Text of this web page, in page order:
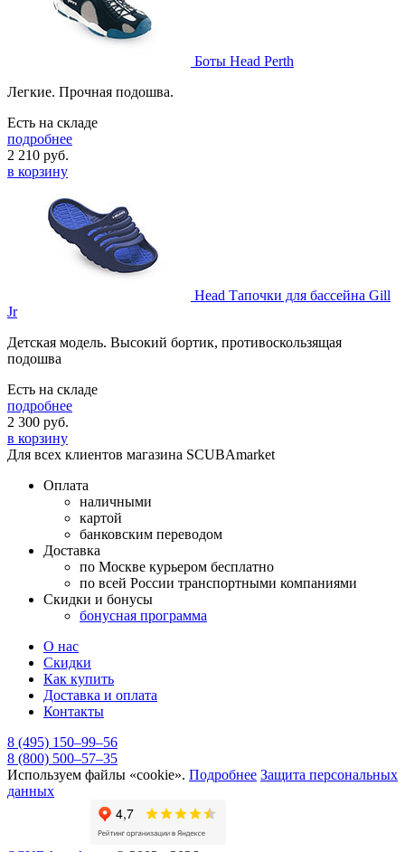
Боты Head Perth
Легкие. Прочная подошва.
Есть на складе
подробнее
2 210 руб.
в корзину
Head Тапочки для бассейна Gill
Jr
Детская модель. Высокий бортик, противоскользящая
подошва
Есть на складе
подробнее
2 300 руб.
в корзину
Для всех клиентов магазина SCUBAmarket
Оплата
наличными
картой
банковским переводом
Доставка
по Москве курьером бесплатно
по всей России транспортными компаниями
Скидки и бонусы
бонусная программа
О нас
Скидки
Как купить
Доставка и оплата
Контакты
8 (495) 150–99–56
8 (800) 500–57–35
Используем файлы «cookie». Подробнее Защита персональных
данных